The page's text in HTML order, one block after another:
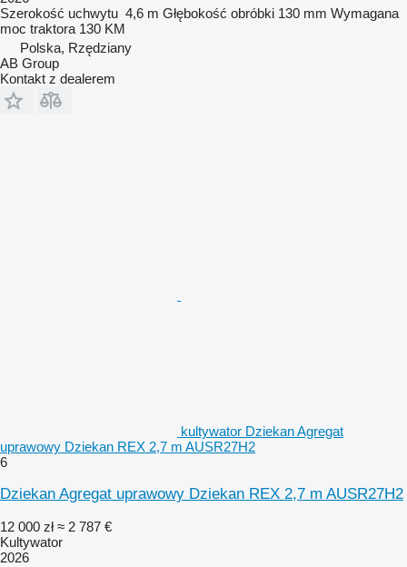
Szerokość uchwytu 4,6 m Głębokość obróbki 130 mm Wymagana
moc traktora 130 KM
Polska, Rzędziany
AB Group
Kontakt z dealerem
kultywator Dziekan Agregat
uprawowy Dziekan REX 2,7 m AUSR27H2
6
Dziekan Agregat uprawowy Dziekan REX 2,7 m AUSR27H2
12 000 zł ≈ 2 787 €
Kultywator
2026